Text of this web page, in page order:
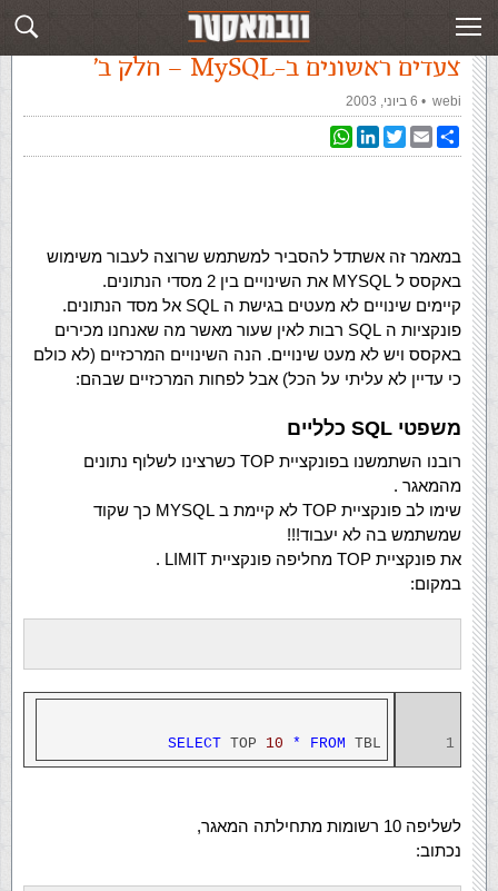
עמוד ראשי צעדים ראשונים ב-MySQL – חלק ב'
צעדים ראשונים ב-MySQL – חלק ב'
webi
‏ • 6 ביוני, 2003
WhatsAppLinkedInTwitterEmailShare
במאמר זה אשתדל להסביר למשתמש שרוצה לעבור משימוש
באקסס ל MYSQL את השינויים בין 2 מסדי הנתונים.
קיימים שינויים לא מעטים בגישת ה SQL אל מסד הנתונים.
פונקציות ה SQL רבות לאין שעור מאשר מה שאנחנו מכירים
באקסס ויש לא מעט שינויים. הנה השינויים המרכזיים (לא כולם
כי עדיין לא עליתי על הכל) אבל לפחות המרכזיים שבהם:
משפטי SQL כלליים
רובנו השתמשנו בפונקציית TOP כשרצינו לשלוף נתונים
מהמאגר .
שימו לב פונקציית TOP לא קיימת ב MYSQL כך שקוד
שמשתמש בה לא יעבוד!!!
את פונקציית TOP מחליפה פונקציית LIMIT .
במקום:
1
SELECT TOP 10 * FROM TBL
לשליפה 10 רשומות מתחילתה המאגר,
נכתוב: